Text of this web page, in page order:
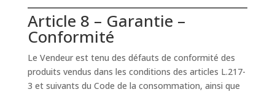
Article 8 – Garantie –
Conformité
Le Vendeur est tenu des défauts de conformité des
produits vendus dans les conditions des articles L.217-
3 et suivants du Code de la consommation, ainsi que